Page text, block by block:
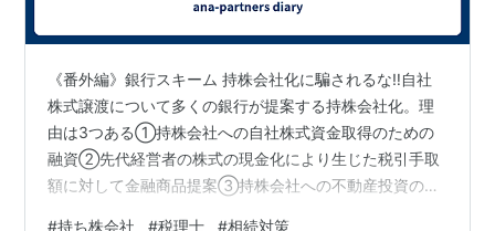
《番外編》銀行スキーム 持株会社化に騙されるな‼️自社
株式譲渡について多くの銀行が提案する持株会社化。理
由は3つある①持株会社への自社株式資金取得のための
融資②先代経営者の株式の現金化により生じた税引手取
額に対して金融商品提案③持株会社への不動産投資の提
#持ち株会社 #税理士 #相続対策